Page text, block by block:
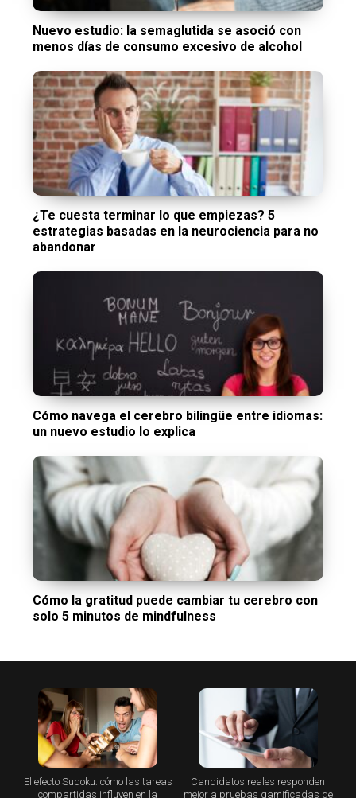
Nuevo estudio: la semaglutida se asoció con
menos días de consumo excesivo de alcohol
¿Te cuesta terminar lo que empiezas? 5
estrategias basadas en la neurociencia para no
abandonar
Cómo navega el cerebro bilingüe entre idiomas:
un nuevo estudio lo explica
Cómo la gratitud puede cambiar tu cerebro con
solo 5 minutos de mindfulness
El efecto Sudoku: cómo las tareas
compartidas influyen en la
Candidatos reales responden
mejor a pruebas gamificadas de